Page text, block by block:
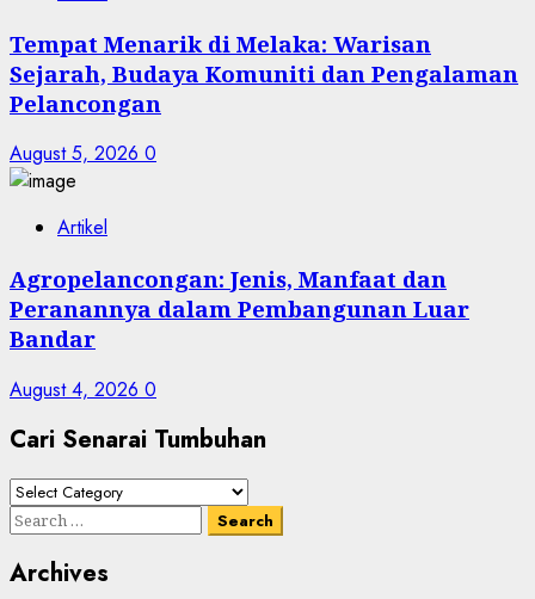
Tempat Menarik di Melaka: Warisan
Sejarah, Budaya Komuniti dan Pengalaman
Pelancongan
August 5, 2026 0
Artikel
Agropelancongan: Jenis, Manfaat dan
Peranannya dalam Pembangunan Luar
Bandar
August 4, 2026 0
Cari Senarai Tumbuhan
Cari
Senarai
Search
Archives